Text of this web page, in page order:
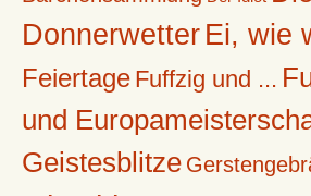
Donnerwetter Ei, wie
Feiertage Fuffzig und ...
und
Geistesblitze